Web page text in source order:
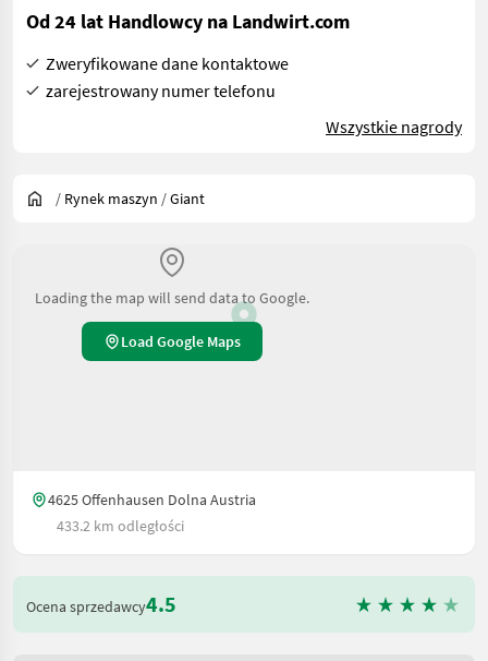
Od 24 lat Handlowcy na Landwirt.com
Zweryfikowane dane kontaktowe
zarejestrowany numer telefonu
Wszystkie nagrody
/ Rynek maszyn /Giant
Loading the map will send data to Google.
Load Google Maps
4625 Offenhausen Dolna Austria
433.2 km odległości
Ocena sprzedawcy4.5